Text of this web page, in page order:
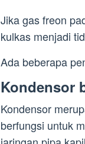
Jika gas freon
kulkas menjadi
Ada beberapa
Kondensor
Kondensor
berfungsi untuk